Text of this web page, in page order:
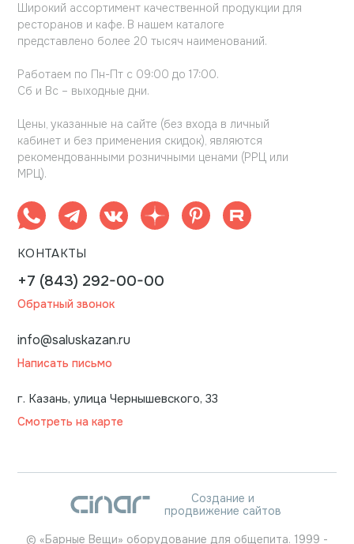
Широкий ассортимент качественной продукции для
ресторанов и кафе. В нашем каталоге
представлено более 20 тысяч наименований.
Работаем по Пн-Пт с 09:00 до 17:00.
Сб и Вс – выходные дни.
Цены, указанные на сайте (без входа в личный
кабинет и без применения скидок), являются
рекомендованными розничными ценами (РРЦ или
МРЦ).
КОНТАКТЫ
+7 (843) 292-00-00
Обратный звонок
info@saluskazan.ru
Написать письмо
г. Казань, улица Чернышевского, 33
Смотреть на карте
Создание и
продвижение сайтов
© «Барные Вещи» оборудование для общепита. 1999 -